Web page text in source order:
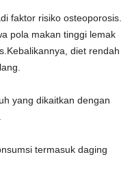
faktor risiko osteoporosis.
pola makan tinggi lemak
diet rendah
yang dikaitkan dengan
termasuk daging